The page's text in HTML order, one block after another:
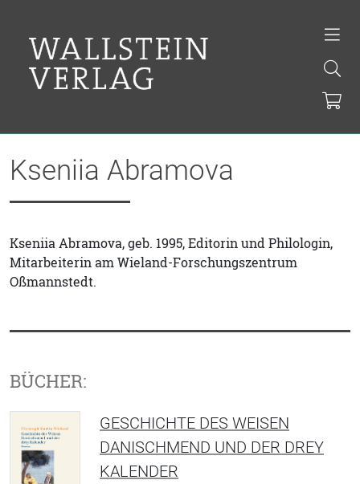
Kseniia Abramova
Kseniia Abramova, geb. 1995, Editorin und Philologin,
Mitarbeiterin am Wieland-Forschungszentrum
Oßmannstedt.
BÜCHER:
GESCHICHTE DES WEISEN
DANISCHMEND UND DER DREY
KALENDER